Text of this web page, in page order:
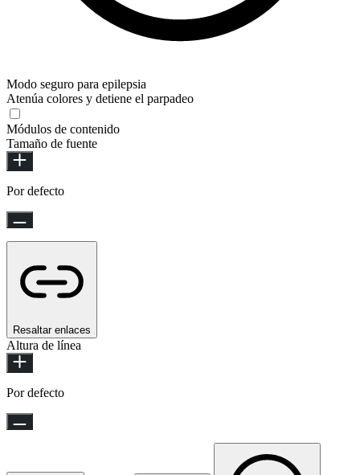
Modo seguro para epilepsia
Atenúa colores y detiene el parpadeo
Módulos de contenido
Tamaño de fuente
Por defecto
Resaltar enlaces
Altura de línea
Por defecto